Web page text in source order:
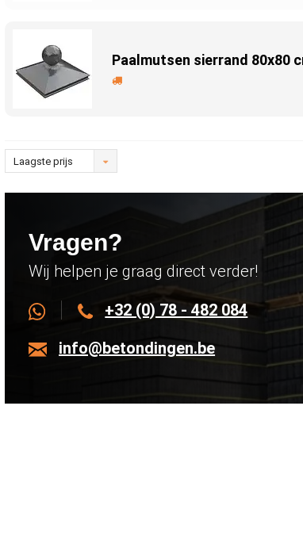
Paalmutsen sierrand 80x80
Laagste prijs
Vragen?
Wij helpen je graag direct verder!
+32 (0) 78 - 482 084
info@betondingen.be